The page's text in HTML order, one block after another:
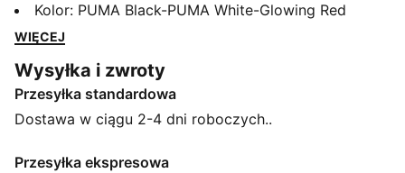
elastyczną przędzę z 4-kierunkowym stretchem,
wzmocnienie PWRTAPE dające stabilność i
prowadzenie piłki. Graj ze sznurowadłami lub bez nich
i pewnie pokonuj miękkie, naturalne nawierzchnie.
CECHY + KORZYŚCI
pochodzących z recyklingu
Kolor: PUMA Black-PUMA White-Glowing Red
WIĘCEJ
Wysyłka i zwroty
Przesyłka standardowa
Dostawa w ciągu 2-4 dni roboczych..
Przesyłka ekspresowa